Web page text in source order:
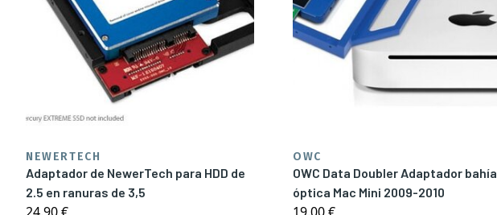
NEWERTECH
Adaptador de NewerTech para HDD de
2.5 en ranuras de 3,5
OWC
OWC Data Doubler Adaptador bahía
óptica Mac Mini 2009-2010